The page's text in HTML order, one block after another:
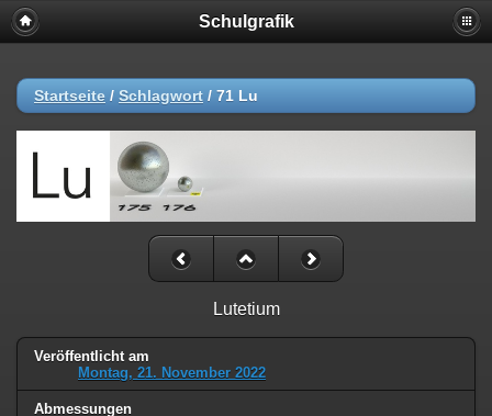
Schulgrafik
Startseite / Schlagwort / 71 Lu
Lutetium
Veröffentlicht am
Montag, 21. November 2022
Abmessungen